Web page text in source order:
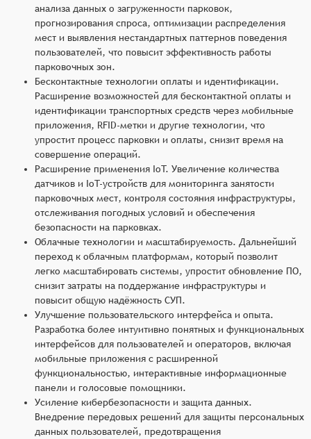
анализа данных о загруженности парковок,
прогнозирования спроса, оптимизации распределения
мест и выявления нестандартных паттернов поведения
пользователей, что повысит эффективность работы
парковочных зон.
Бесконтактные технологии оплаты и идентификации.
Расширение возможностей для бесконтактной оплаты и
идентификации транспортных средств через мобильные
приложения, RFID-метки и другие технологии, что
упростит процесс парковки и оплаты, снизит время на
совершение операций.
Расширение применения IoT. Увеличение количества
датчиков и IoT-устройств для мониторинга занятости
парковочных мест, контроля состояния инфраструктуры,
отслеживания погодных условий и обеспечения
безопасности на парковках.
Облачные технологии и масштабируемость. Дальнейший
переход к облачным платформам, который позволит
легко масштабировать системы, упростит обновление ПО,
снизит затраты на поддержание инфраструктуры и
повысит общую надёжность СУП.
Улучшение пользовательского интерфейса и опыта.
Разработка более интуитивно понятных и функциональных
интерфейсов для пользователей и операторов, включая
мобильные приложения с расширенной
функциональностью, интерактивные информационные
панели и голосовые помощники.
Усиление кибербезопасности и защита данных.
Внедрение передовых решений для защиты персональных
данных пользователей, предотвращения